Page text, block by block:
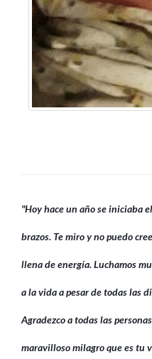
"Hoy hace un año se iniciaba
brazos. Te miro y no puedo
llena de energía. Luchamos
a la vida a pesar de todas las
Agradezco a todas las
maravilloso milagro que es tu